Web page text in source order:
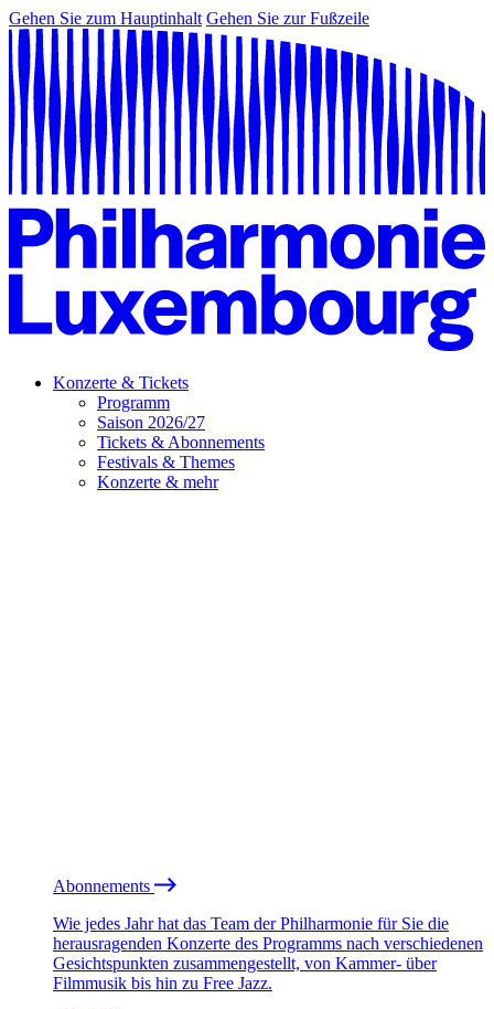
Gehen Sie zum Hauptinhalt Gehen Sie zur Fußzeile
Konzerte & Tickets
Programm
Saison 2026/27
Tickets & Abonnements
Festivals & Themes
Konzerte & mehr
Abonnements
Wie jedes Jahr hat das Team der Philharmonie für Sie die
herausragenden Konzerte des Programms nach verschiedenen
Gesichtspunkten zusammengestellt, von Kammer- über
Filmmusik bis hin zu Free Jazz.